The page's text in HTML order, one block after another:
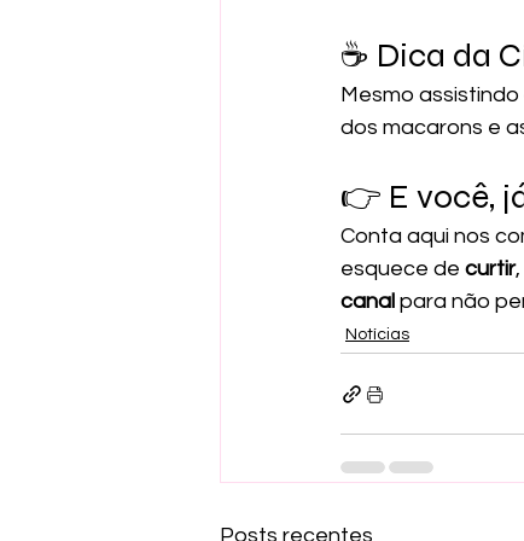
☕ Dica da
Mesmo
dos macarons e
👉 E você,
Conta aqui nos
esquece de curtir,
canal para não
Notícias
Posts recentes